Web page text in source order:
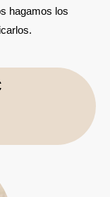
hagamos los